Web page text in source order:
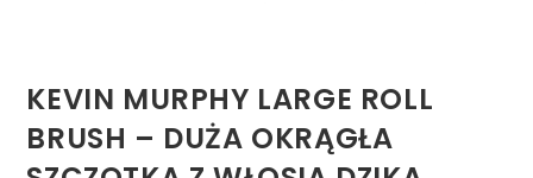
KEVIN MURPHY LARGE ROLL
BRUSH – DUŻA OKRĄGŁA